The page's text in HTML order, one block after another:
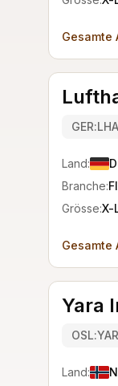
Gesamte
GER:LHA
Land:
Branche:
Grösse:X-
Gesamte
Yara
OSL:YAR
Land: